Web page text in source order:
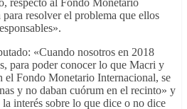
respecto al Fondo Monetario
resolver el problema que ellos
«Cuando nosotros en 2018
para poder conocer lo que Macri y
Fondo Monetario Internacional, se
y no daban cuórum en el recinto» y
interés sobre lo que dice o no dice